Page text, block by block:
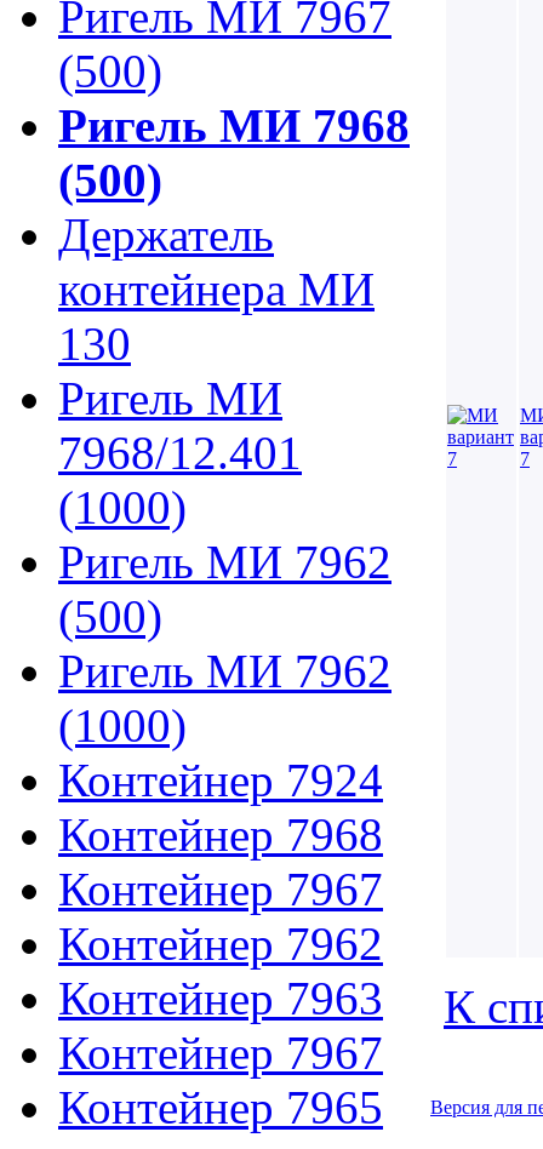
Ригель МИ 7967
(500)
Ригель МИ 7968
(500)
Держатель
контейнера МИ
130
Ригель МИ
7968/12.401
(1000)
Ригель МИ 7962
(500)
Ригель МИ 7962
(1000)
Контейнер 7924
Контейнер 7968
Контейнер 7967
Контейнер 7962
Контейнер 7963
Контейнер 7967
Контейнер 7965
7
К
Версия для